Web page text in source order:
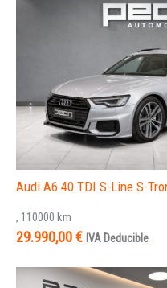
Audi A6 40 TDI S-Line S-
, 110000 km
29.990,00 € IVA Deducible